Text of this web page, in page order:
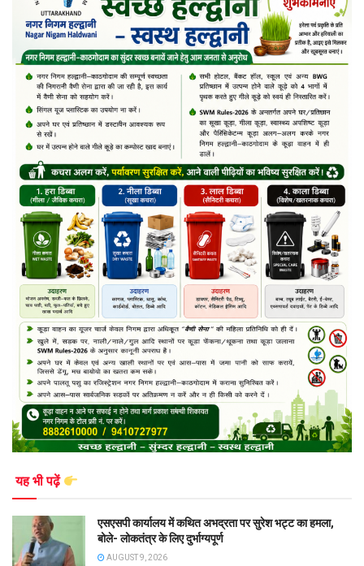
यह भी पढ़ें
एसएसपी कार्यालय में कथित अभद्रता पर सुरेश भट्ट का हमला,
बोले- लोकतंत्र के लिए दुर्भाग्यपूर्ण
AUGUST 9, 2026